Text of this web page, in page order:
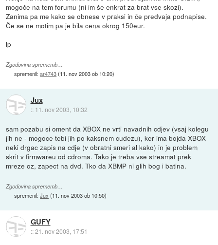
mogoče na tem forumu (ni im še enkrat za brat vse skozi).
Zanima pa me kako se obnese v praksi in če predvaja podnapise.
Če se ne motim pa je bila cena okrog 150eur.
lp
Zgodovina sprememb…
spremenil:ar4743(11. nov 2003 ob 10:20)
Jux
:: 11. nov 2003, 10:32
sam pozabu si oment da XBOX ne vrti navadnih cdjev (vsaj kolegu
jih ne - mogoce tebi jih po kaksnem cudezu), ker ima bojda XBOX
neki drgac zapis na cdje (v obratni smeri al kako) in je problem
skrit v firmwareu od cdroma. Tako je treba vse streamat prek
mreze oz, zapect na dvd. Tko da XBMP ni glih bog i batina.
Zgodovina sprememb…
spremenil:Jux (11. nov 2003 ob 10:50)
GUFY
::21. nov 2003, 17:51